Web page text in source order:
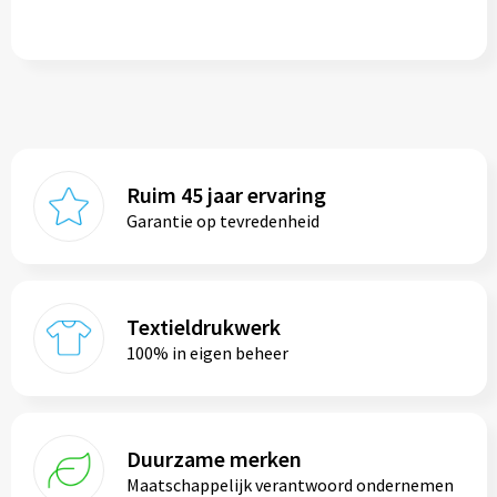
Ruim 45 jaar ervaring
Garantie op tevredenheid
Textieldrukwerk
100% in eigen beheer
Duurzame merken
Maatschappelijk verantwoord ondernemen